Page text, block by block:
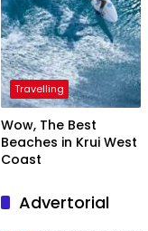
Travelling
Wow, The Best
Beaches in Krui West
Coast
Advertorial